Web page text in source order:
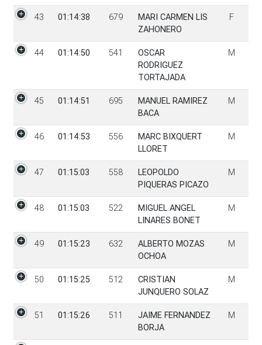
43 01:14:38 679
MARI CARMEN LIS
ZAHONERO
F
44 01:14:50 541
OSCAR
RODRIGUEZ
TORTAJADA
M
45 01:14:51 695
MANUEL RAMIREZ
BACA
M
46 01:14:53 556
MARC BIXQUERT
LLORET
M
47 01:15:03 558
LEOPOLDO
PIQUERAS PICAZO
M
48 01:15:03 522
MIGUEL ANGEL
LINARES BONET
M
49 01:15:23 632
ALBERTO MOZAS
OCHOA
M
50 01:15:25 512
CRISTIAN
JUNQUERO SOLAZ
M
51 01:15:26 511
JAIME FERNANDEZ
BORJA
M